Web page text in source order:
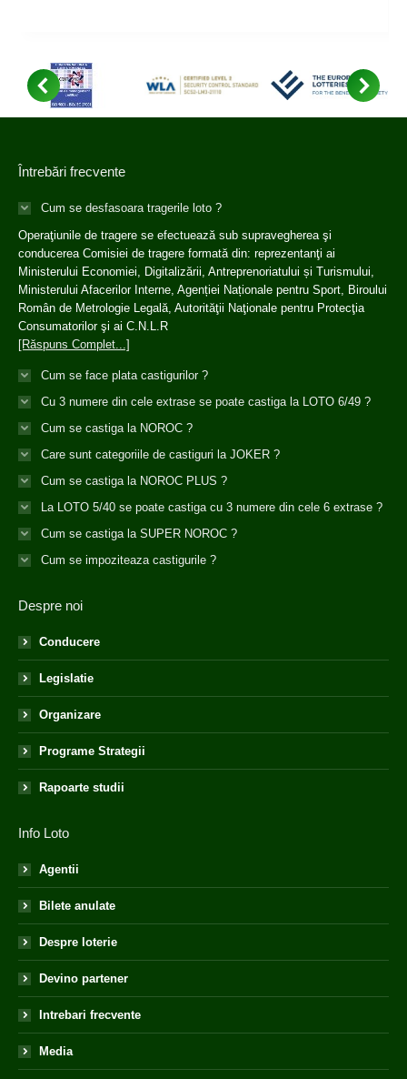
Întrebări frecvente
Cum se desfasoara tragerile loto ?
Operaţiunile de tragere se efectuează sub supravegherea şi
conducerea Comisiei de tragere formată din: reprezentanţi ai
Ministerului Economiei, Digitalizării, Antreprenoriatului și Turismului,
Ministerului Afacerilor Interne, Agenției Naționale pentru Sport, Biroului
Român de Metrologie Legală, Autorităţii Naţionale pentru Protecţia
Consumatorilor şi ai C.N.L.R
[Răspuns Complet...]
Cum se face plata castigurilor ?
Cu 3 numere din cele extrase se poate castiga la LOTO 6/49 ?
Cum se castiga la NOROC ?
Care sunt categoriile de castiguri la JOKER ?
Cum se castiga la NOROC PLUS ?
La LOTO 5/40 se poate castiga cu 3 numere din cele 6 extrase ?
Cum se castiga la SUPER NOROC ?
Cum se impoziteaza castigurile ?
Despre noi
Conducere
Legislatie
Organizare
Programe Strategii
Rapoarte studii
Info Loto
Agentii
Bilete anulate
Despre loterie
Devino partener
Intrebari frecvente
Media